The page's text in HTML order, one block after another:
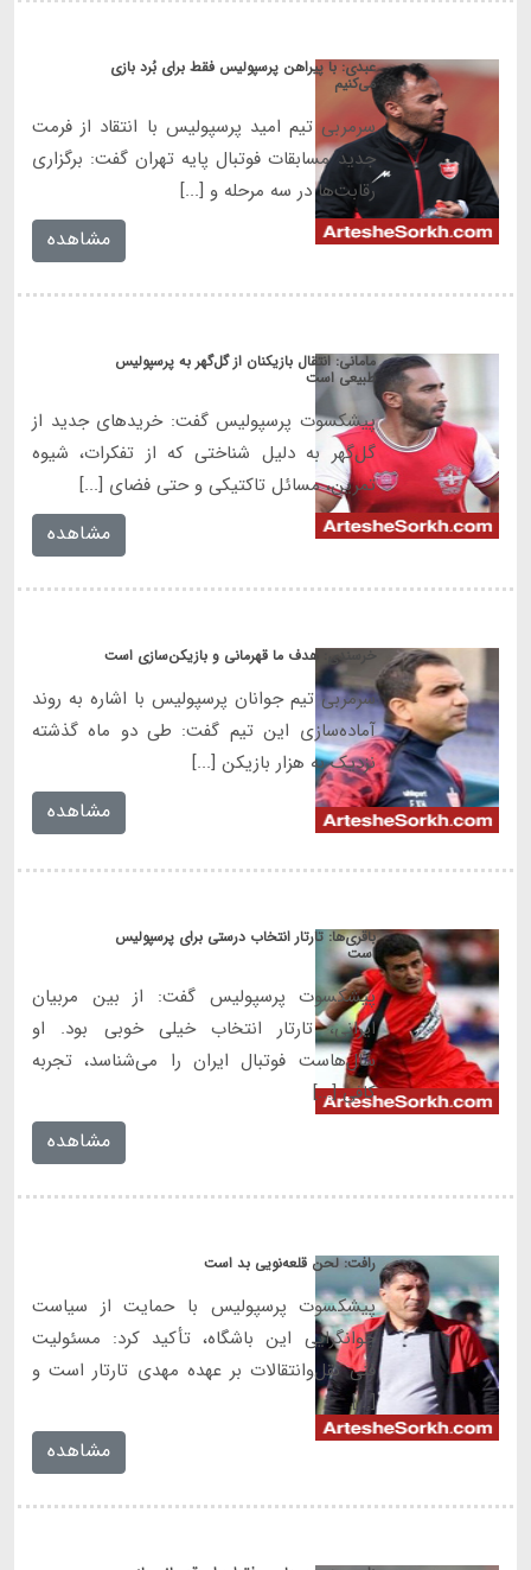
عبدی: با پیراهن پرسپولیس فقط برای بُرد بازی
می‌کنیم
سرمربی تیم امید پرسپولیس با انتقاد از فرمت
جدید مسابقات فوتبال پایه تهران گفت: برگزاری
رقابت‌ها در سه مرحله و [...]
مشاهده
مامانی: انتقال بازیکنان از گل‌گهر به پرسپولیس
طبیعی است
پیشکسوت پرسپولیس گفت: خریدهای جدید از
گل‌گهر به دلیل شناختی که از تفکرات، شیوه
تمرین، مسائل تاکتیکی و حتی فضای [...]
مشاهده
خرسندی: هدف ما قهرمانی و بازیکن‌سازی است
سرمربی تیم جوانان پرسپولیس با اشاره به روند
آماده‌سازی این تیم گفت: طی دو ماه گذشته
نزدیک به هزار بازیکن [...]
مشاهده
باقری‌ها: تارتار انتخاب درستی برای پرسپولیس
است
پیشکسوت پرسپولیس گفت: از بین مربیان
ایرانی، تارتار انتخاب خیلی خوبی بود. او
سال‌هاست فوتبال ایران را می‌شناسد، تجربه
کافی [...]
مشاهده
رافت: لحن قلعه‌نویی بد است
پیشکسوت پرسپولیس با حمایت از سیاست
جوانگرایی این باشگاه، تأکید کرد: مسئولیت
فنی نقل‌وانتقالات بر عهده مهدی تارتار است و
[...]
مشاهده